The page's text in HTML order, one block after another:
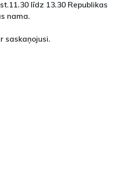
līdz 13.30 Republikas
nama.
saskaņojusi.